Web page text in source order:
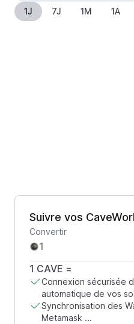
1J 7J 1M 1A
Suivre vos
Convertir
1 CAVE =
Connexion sécurisée
automatique de vos
Synchronisation des
Metamask ...